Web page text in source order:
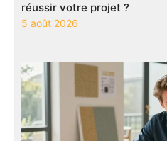
réussir votre projet ?
5 août 2026